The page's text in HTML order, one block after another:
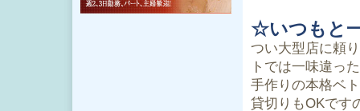
☆いつもと
つい大型店に頼
トでは一味違っ
手作りの本格ベ
貸切りもOKです